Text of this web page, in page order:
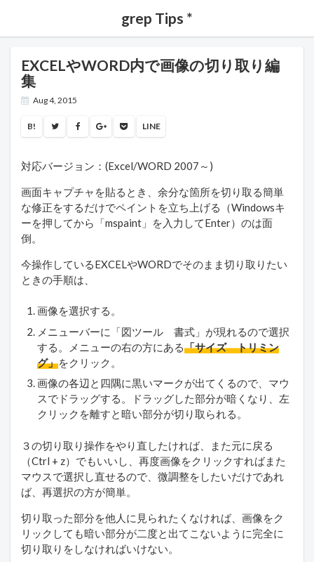
grep Tips *
EXCELやWORD内で画像の切り取り編
集
Aug 4, 2015
B! LINE
対応バージョン：(Excel/WORD 2007～)
画面キャプチャを貼るとき、余分な箇所を切り取る簡単
な修正をするだけでペイントを立ち上げる（Windowsキ
ーを押してから「mspaint」を入力してEnter）のは面
倒。
今操作しているEXCELやWORDでそのまま切り取りたい
ときの手順は、
画像を選択する。
メニューバーに「図ツール 書式」が現れるので選択
する。メニューの右の方にある「サイズ トリミン
グ」をクリック。
画像の各辺と四隅に黒いマークが出てくるので、マウ
スでドラッグする。ドラッグした部分が暗くなり、左
クリックを離すと暗い部分が切り取られる。
３の切り取り操作をやり直したければ、また元に戻る
（Ctrl + z）でもいいし、再度画像をクリックすればまた
マウスで選択し直せるので、微調整をしたいだけであれ
ば、再選択の方が簡単。
切り取った部分を他人に見られたくなければ、画像をク
リックしても暗い部分が二度と出てこないように完全に
切り取りをしなければいけない。